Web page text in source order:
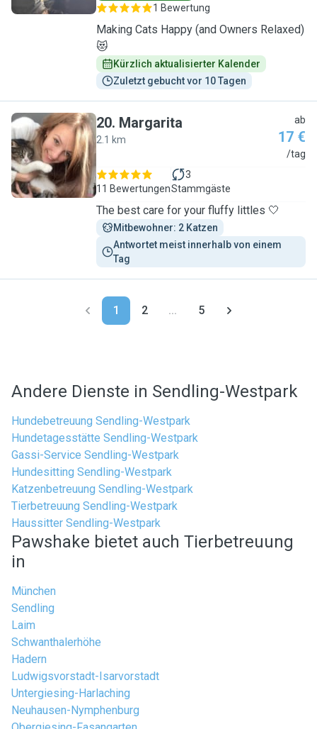
1 Bewertung
Making Cats Happy (and Owners Relaxed)
😻
Kürzlich aktualisierter Kalender
Zuletzt gebucht vor 10 Tagen
M
20. Margarita
2.1 km
ab
17 €
/tag
11 Bewertungen
3
Stammgäste
The best care for your fluffy littles 🤍
Mitbewohner: 2 Katzen
Antwortet meist innerhalb von einem
Tag
1 2 ... 5
Andere Dienste in Sendling-Westpark
Hundebetreuung Sendling-Westpark
Hundetagesstätte Sendling-Westpark
Gassi-Service Sendling-Westpark
Hundesitting Sendling-Westpark
Katzenbetreuung Sendling-Westpark
Tierbetreuung Sendling-Westpark
Haussitter Sendling-Westpark
Pawshake bietet auch Tierbetreuung
in
München
Sendling
Laim
Schwanthalerhöhe
Hadern
Ludwigsvorstadt-Isarvorstadt
Untergiesing-Harlaching
Neuhausen-Nymphenburg